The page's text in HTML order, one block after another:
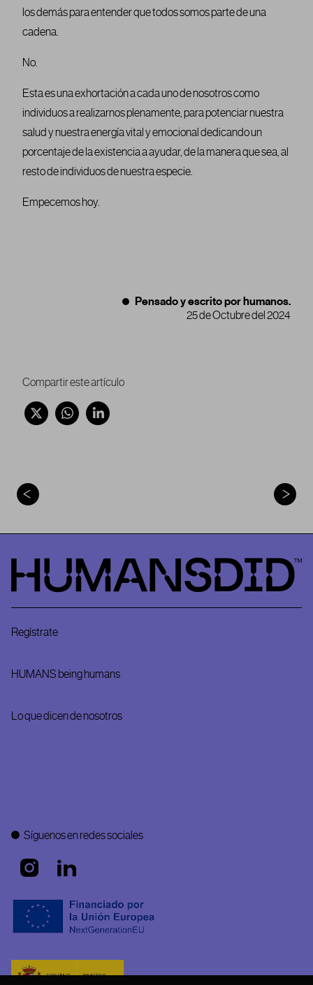
los demás para entender que todos somos parte de una
cadena.
No.
Esta es una exhortación a cada uno de nosotros como
individuos a realizarnos plenamente, para potenciar nuestra
salud y nuestra energía vital y emocional dedicando un
porcentaje de la existencia a ayudar, de la manera que sea, al
resto de individuos de nuestra especie.
Empecemos hoy.
Pensado y escrito por humanos.
25 de Octubre del 2024
Compartir este artículo
HumansDid
Regístrate
HUMANS being humans
Lo que dicen de nosotros
Síguenos en redes sociales